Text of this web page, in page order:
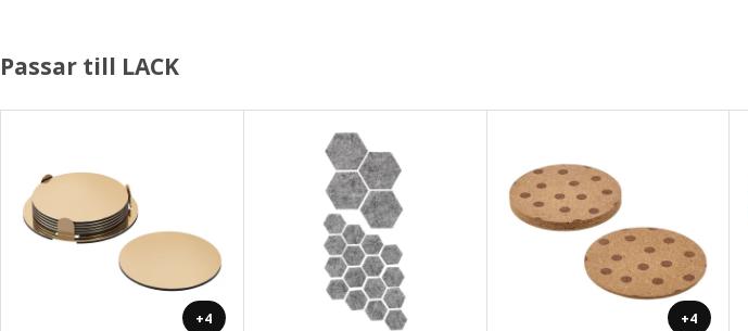
Passar till LACK
+4 +4